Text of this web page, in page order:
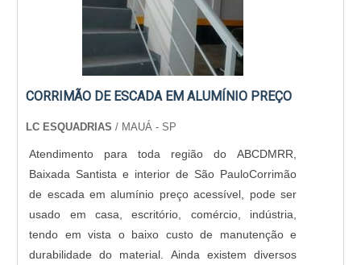
CORRIMÃO DE ESCADA EM ALUMÍNIO PREÇO
LC ESQUADRIAS/ MAUÁ - SP
Atendimento para toda região do ABCDMRR,
Baixada Santista e interior de São PauloCorrimão
de escada em alumínio preço acessível, pode ser
usado em casa, escritório, comércio, indústria,
tendo em vista o baixo custo de manutenção e
durabilidade do material. Ainda existem diversos